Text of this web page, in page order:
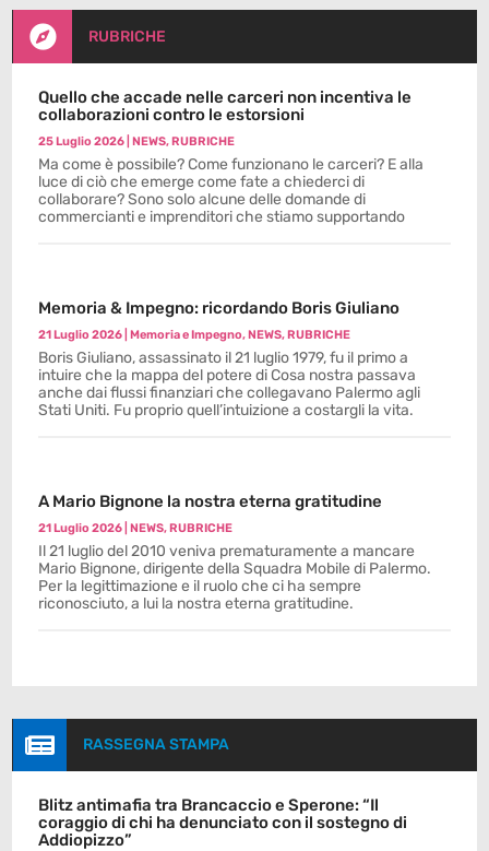
 RUBRICHE
Quello che accade nelle carceri non incentiva le
collaborazioni contro le estorsioni
25 Luglio 2026 |NEWS,RUBRICHE
Ma come è possibile? Come funzionano le carceri? E alla
luce di ciò che emerge come fate a chiederci di
collaborare? Sono solo alcune delle domande di
commercianti e imprenditori che stiamo supportando
Memoria & Impegno: ricordando Boris Giuliano
21 Luglio 2026 |Memoria e Impegno,NEWS,RUBRICHE
Boris Giuliano, assassinato il 21 luglio 1979, fu il primo a
intuire che la mappa del potere di Cosa nostra passava
anche dai flussi finanziari che collegavano Palermo agli
Stati Uniti. Fu proprio quell’intuizione a costargli la vita.
A Mario Bignone la nostra eterna gratitudine
21 Luglio 2026 |NEWS,RUBRICHE
Il 21 luglio del 2010 veniva prematuramente a mancare
Mario Bignone, dirigente della Squadra Mobile di Palermo.
Per la legittimazione e il ruolo che ci ha sempre
riconosciuto, a lui la nostra eterna gratitudine.
 RASSEGNA STAMPA
Blitz antimafia tra Brancaccio e Sperone: “Il
coraggio di chi ha denunciato con il sostegno di
Addiopizzo”